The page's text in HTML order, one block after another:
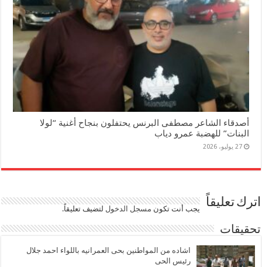
أصدقاء الشاعر مصطفى البرنس يحتفلون بنجاح أغنية “لولا
البنات” للهضبة عمرو دياب
27 يوليو، 2026
اترك تعليقاً يجب أنت تكون مسجل الدخول لتضيف تعليقاً.
تحقيقات
اشاده من المواطنين بحى العمرانيه باللواء احمد جلال
رئيس الحى